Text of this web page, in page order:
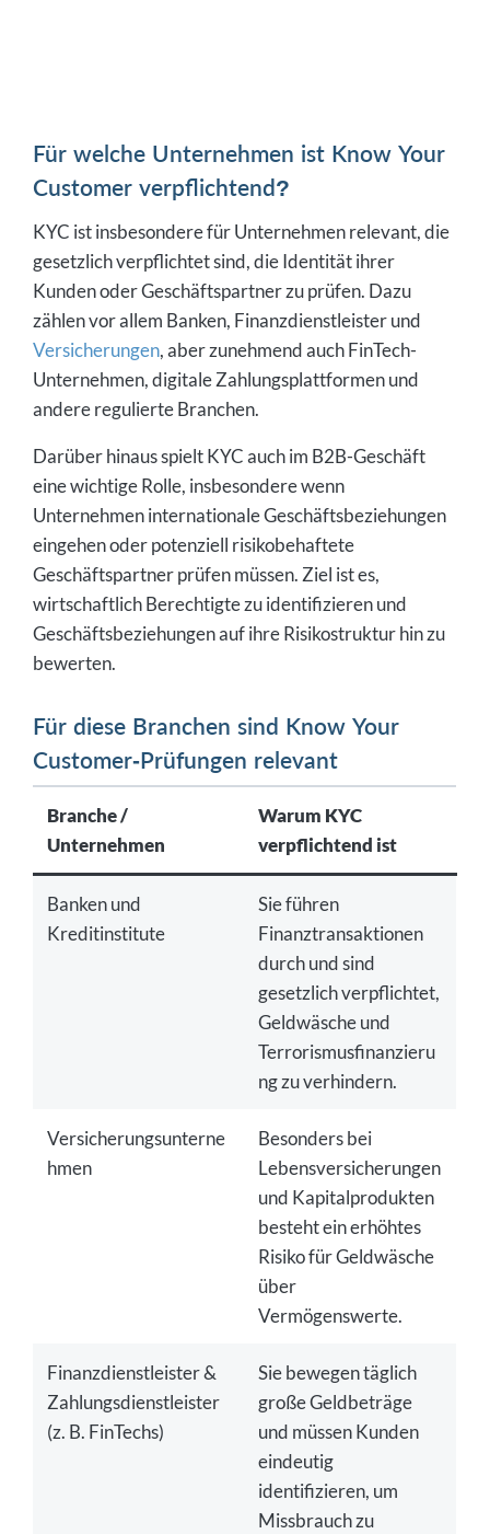
Für welche Unternehmen ist Know Your
Customer verpflichtend?
KYC ist insbesondere für Unternehmen relevant, die
gesetzlich verpflichtet sind, die Identität ihrer
Kunden oder Geschäftspartner zu prüfen. Dazu
zählen vor allem Banken, Finanzdienstleister und
Versicherungen, aber zunehmend auch FinTech-
Unternehmen, digitale Zahlungsplattformen und
andere regulierte Branchen.
Darüber hinaus spielt KYC auch im B2B-Geschäft
eine wichtige Rolle, insbesondere wenn
Unternehmen internationale Geschäftsbeziehungen
eingehen oder potenziell risikobehaftete
Geschäftspartner prüfen müssen. Ziel ist es,
wirtschaftlich Berechtigte zu identifizieren und
Geschäftsbeziehungen auf ihre Risikostruktur hin zu
bewerten.
Für diese Branchen sind Know Your
Customer-Prüfungen relevant
Branche /
Unternehmen
Warum KYC
verpflichtend ist
Banken und
Kreditinstitute
Sie führen
Finanztransaktionen
durch und sind
gesetzlich verpflichtet,
Geldwäsche und
Terrorismusfinanzieru
ng zu verhindern.
Versicherungsunterne
hmen
Besonders bei
Lebensversicherungen
und Kapitalprodukten
besteht ein erhöhtes
Risiko für Geldwäsche
über
Vermögenswerte.
Finanzdienstleister &
Zahlungsdienstleister
(z. B. FinTechs)
Sie bewegen täglich
große Geldbeträge
und müssen Kunden
eindeutig
identifizieren, um
Missbrauch zu